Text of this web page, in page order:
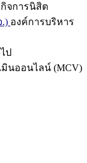
จการนิสิต
องค์การบริหาร
ป
มินออนไลน์ (MCV)